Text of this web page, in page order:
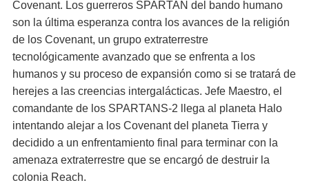
Covenant. Los guerreros SPARTAN del bando humano
son la última esperanza contra los avances de la religión
de los Covenant, un grupo extraterrestre
tecnológicamente avanzado que se enfrenta a los
humanos y su proceso de expansión como si se tratará de
herejes a las creencias intergalácticas. Jefe Maestro, el
comandante de los SPARTANS-2 llega al planeta Halo
intentando alejar a los Covenant del planeta Tierra y
decidido a un enfrentamiento final para terminar con la
amenaza extraterrestre que se encargó de destruir la
colonia Reach.